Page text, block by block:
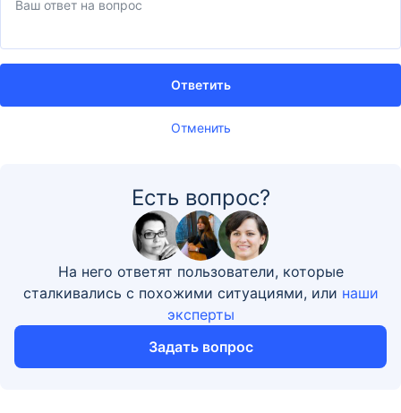
Отменить
Ответить
Есть вопрос?
На него ответят пользователи, которые
сталкивались с похожими ситуациями, или наши
эксперты
Задать вопрос